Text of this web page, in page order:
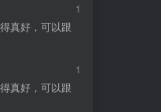
one man
1
真好，可以跟
1
真好，可以跟